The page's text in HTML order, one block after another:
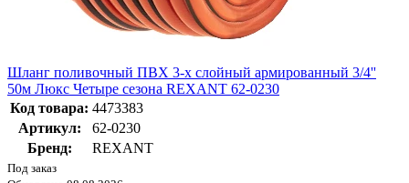
Шланг поливочный ПВХ 3-х слойный армированный 3/4''
50м Люкс Четыре сезона REXANT 62-0230
Код товара: 4473383
Артикул:
62-0230
Бренд:
REXANT
Под заказ